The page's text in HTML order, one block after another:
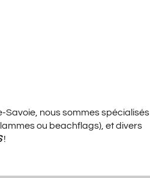
nous sommes spécialisés
ou beachflags), et divers
!